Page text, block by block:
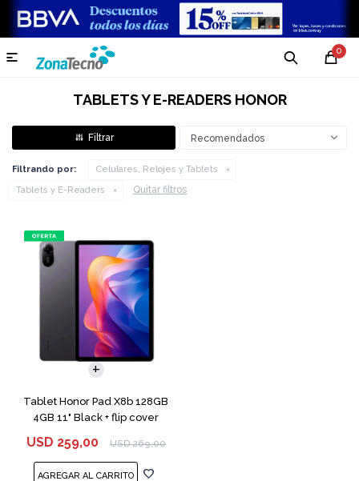
0

TABLETS Y E-READERS HONOR
Recomendados
Filtrando por:
Celulares, Relojes y Tablets
Tablets y E-Readers
Quitar filtros
Tablet Honor Pad X8b 128GB
4GB 11" Black + flip cover
USD 259,00 USD 269,00